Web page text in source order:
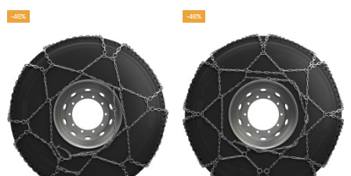
-48% -48%